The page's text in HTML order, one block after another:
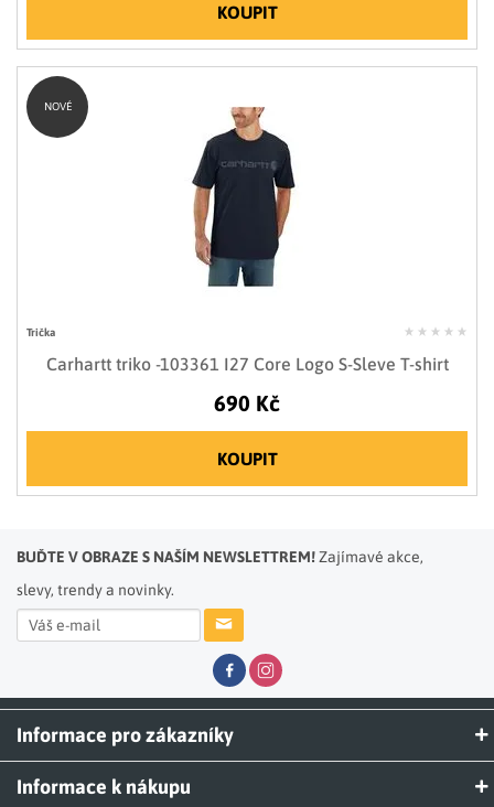
KOUPIT
Trička
Carhartt triko -103361 I27 Core Logo S-Sleve T-shirt
690 Kč
KOUPIT
NOVÉ
BUĎTE V OBRAZE S NAŠÍM NEWSLETTREM!Zajímavé akce,
slevy, trendy a novinky.
Informace pro zákazníky
Informace k nákupu